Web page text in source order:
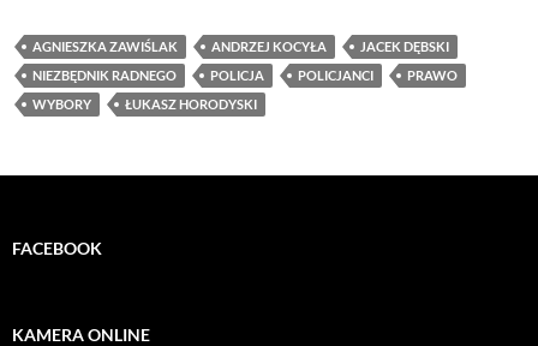
AGNIESZKA ZAWIŚLAK ANDRZEJ KOCYŁA
JACEK DĘBSKI
NIEZBĘDNIK RADNEGO
POLICJA POLICJANCI
PRAWO
WYBORY
ŁUKASZ HORODYSKI
FACEBOOK
KAMERA ONLINE